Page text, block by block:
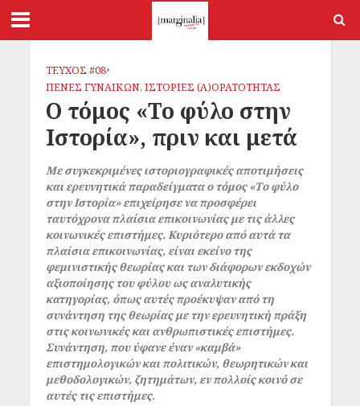
ΤΕΥΧΟΣ #08•
ΠΕΝΕΣ ΓΥΝΑΙΚΩΝ, ΙΣΤΟΡΙΕΣ (Α)ΟΡΑΤΟΤΗΤΑΣ
Ο τόμος «Το φύλο στην
Ιστορία», πριν και μετά
Με συγκεκριμένες ιστοριογραφικές αποτιμήσεις
και ερευνητικά παραδείγματα ο τόμος «Το φύλο
στην Ιστορία» επιχείρησε να προσφέρει
ταυτόχρονα πλαίσια επικοινωνίας με τις άλλες
κοινωνικές επιστήμες. Κυριότερο από αυτά τα
πλαίσια επικοινωνίας, είναι εκείνο της
φεμινιστικής θεωρίας και των διάφορων εκδοχών
αξιοποίησης του φύλου ως αναλυτικής
κατηγορίας, όπως αυτές προέκυψαν από τη
συνάντηση της θεωρίας με την ερευνητική πράξη
στις κοινωνικές και ανθρωπιστικές επιστήμες.
Συνάντηση, που ύφανε έναν «καμβά»
επιστημολογικών και πολιτικών, θεωρητικών και
μεθοδολογικών, ζητημάτων, εν πολλοίς κοινό σε
αυτές τις επιστήμες.